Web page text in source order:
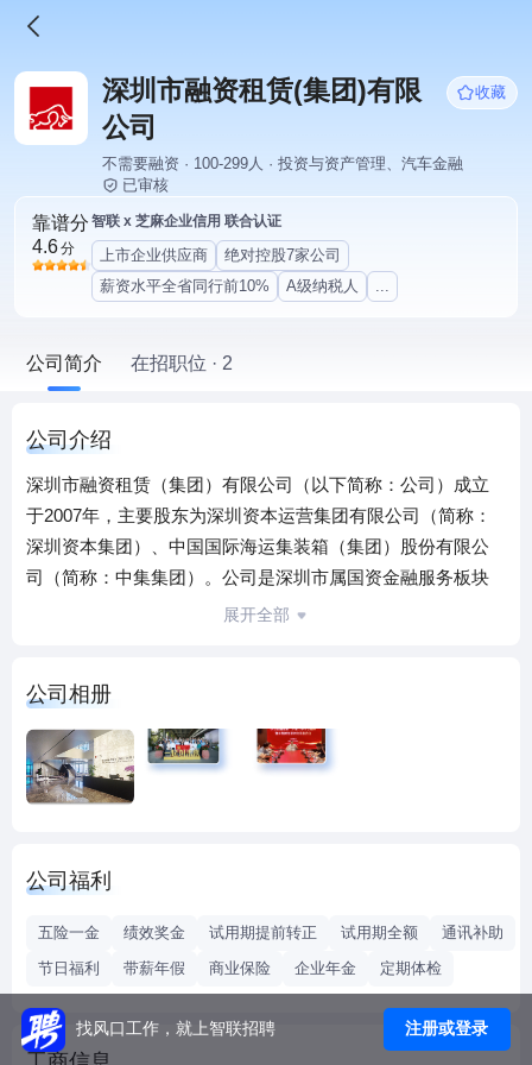
深圳市融资租赁(集团)有限
公司
收藏
不需要融资 · 100-299人 · 投资与资产管理、汽车金融
已审核
靠谱分
4.6分
智联 x 芝麻企业信用 联合认证
上市企业供应商
绝对控股7家公司
薪资水平全省同行前10%
A级纳税人 ...
公司简介 在招职位 · 2
公司介绍
深圳市融资租赁（集团）有限公司（以下简称：公司）成立
于2007年，主要股东为深圳资本运营集团有限公司（简称：
深圳资本集团）、中国国际海运集装箱（集团）股份有限公
司（简称：中集集团）。公司是深圳市属国资金融服务板块
成员企业，坚持产融协同发展，扎根深圳，面向全球，力争
企业之一，现为中国外商投资企业协会租赁业工作委员会和
深圳市融资租赁行业协会的副会长单位。同时，作为一家国
际化公司，公司在中国、美国、澳洲、香港设立多家子公
司，业务遍布亚洲、美洲、欧洲、澳洲等全球主流市场。
金融 | 冷链物流仓储金融业务
残值处理及维修等其他相关服务
展开全部
公司相册
公司福利
五险一金 绩效奖金 试用期提前转正 试用期全额
通讯补助
节日福利
带薪年假 商业保险 企业年金 定期体检
找风口工作，就上智联招聘 注册或登录